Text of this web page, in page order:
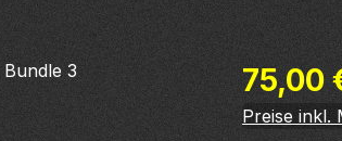
Regulärer
75,00
Preise inkl.